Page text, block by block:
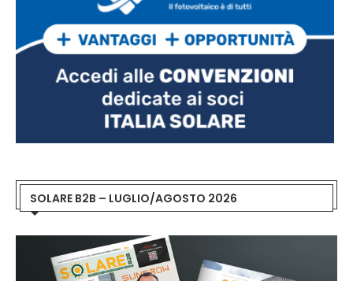
SOLARE B2B – LUGLIO/AGOSTO 2026